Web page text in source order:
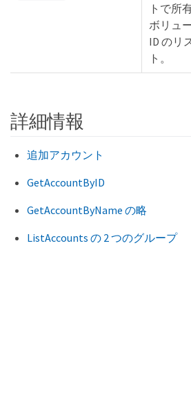
トで所
ボリュ
ID のリ
ト。
詳細情報
追加アカウント
GetAccountByID
GetAccountByName の略
ListAccounts の 2 つのグループ